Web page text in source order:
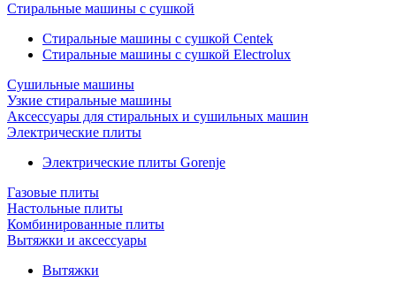
Стиральные машины с сушкой
Стиральные машины с сушкой Centek
Стиральные машины с сушкой Electrolux
Сушильные машины
Узкие стиральные машины
Аксессуары для стиральных и сушильных машин
Электрические плиты
Электрические плиты Gorenje
Газовые плиты
Настольные плиты
Комбинированные плиты
Вытяжки и аксессуары
Вытяжки